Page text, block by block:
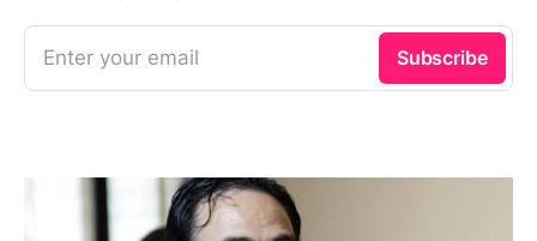
Enter your email Subscribe